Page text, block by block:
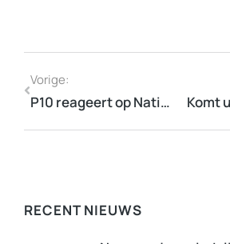
Vorige:
P10 reageert op Nationale Omgevingsvisie
RECENT NIEUWS